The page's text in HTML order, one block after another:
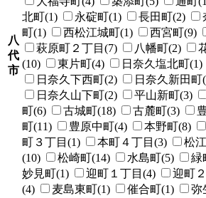
八
代
市
北町(1)
永碇町(1) 長田町(2)
町(1)
西松江城町(1) 西宮町(9)
萩原町２丁目(7)
八幡町(2)
(10)
東片町(4) 日奈久塩北町(1)
日奈久下西町(2)
日奈久新田町
日奈久山下町(2)
平山新町(3)
町(6)
古城町(18) 古麓町(3)
町(11)
豊原中町(4) 本野町(8)
町３丁目(1)
本町４丁目(3) 松
(10)
松崎町(14) 水島町(5) 緑
妙見町(1)
迎町１丁目(4) 迎町
(4)
麦島東町(1) 催合町(1) 弥